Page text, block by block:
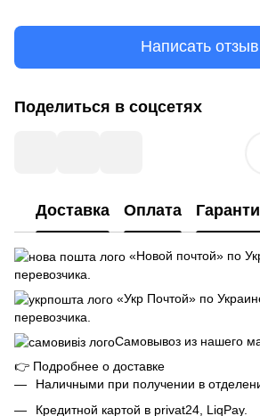
Написать отзыв
Поделиться в соцсетях
Доставка Оплата
«Новой почтой» по
перевозчика.
«Укр Почтой» по
перевозчика.
Самовывоз из нашего
👉 Подробнее о доставке
Наличными при получении в
Кредитной картой в privat24, LiqPay.